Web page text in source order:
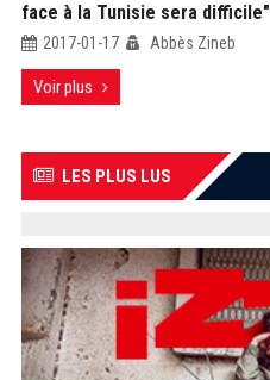
face à la Tunisie sera difficile"
2017-01-17 Abbès Zineb
Voir plus
LES PLUS LUS